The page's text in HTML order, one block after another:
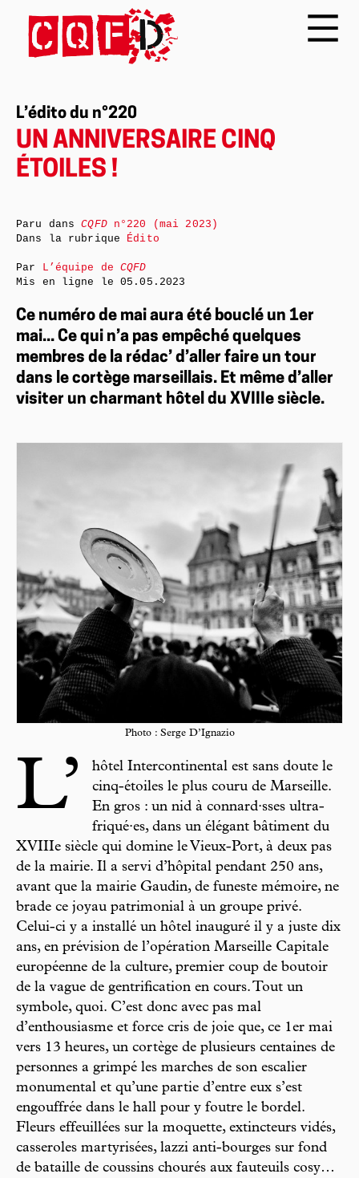
L’édito du n°220
UN ANNIVERSAIRE CINQ
ÉTOILES !
Ce numéro de mai aura été bouclé un 1er
mai... Ce qui n’a pas empêché quelques
membres de la rédac’ d’aller faire un tour
dans le cortège marseillais. Et même d’aller
visiter un charmant hôtel du XVIIIe siècle.
Photo : Serge D’Ignazio
L’
hôtel Intercontinental est sans doute le
cinq-étoiles le plus couru de Marseille.
En gros : un nid à connard·sses ultra-
friqué·es, dans un élégant bâtiment du
XVIIIe siècle qui domine le Vieux-Port, à deux pas
de la mairie. Il a servi d’hôpital pendant 250 ans,
avant que la mairie Gaudin, de funeste mémoire, ne
brade ce joyau patrimonial à un groupe privé.
Celui-ci y a installé un hôtel inauguré il y a juste dix
ans, en prévision de l’opération Marseille Capitale
européenne de la culture, premier coup de boutoir
de la vague de gentrification en cours. Tout un
symbole, quoi. C’est donc avec pas mal
d’enthousiasme et force cris de joie que, ce 1er mai
vers 13 heures, un cortège de plusieurs centaines de
personnes a grimpé les marches de son escalier
monumental et qu’une partie d’entre eux s’est
engouffrée dans le hall pour y foutre le bordel.
Fleurs effeuillées sur la moquette, extincteurs vidés,
casseroles martyrisées, lazzi anti-bourges sur fond
de bataille de coussins chourés aux fauteuils cosy…
Paru dansCQFDn°220 (mai 2023)
Dans la rubrique Édito
Par L’équipe deCQFD
Mis en ligne le05.05.2023